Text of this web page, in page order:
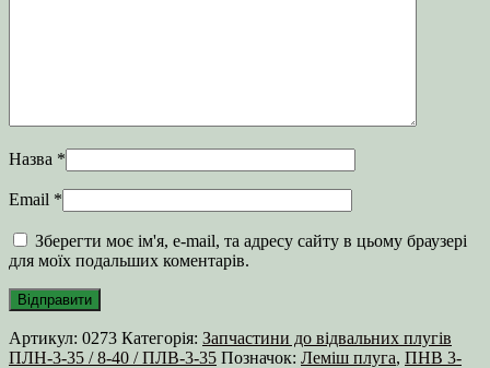
Назва *
Email *
Зберегти моє ім'я, e-mail, та адресу сайту в цьому браузері
для моїх подальших коментарів.
Артикул: 0273 Категорія: Запчастини до відвальних плугів
ПЛН-3-35 / 8-40 / ПЛВ-3-35 Позначок: Леміш плуга, ПНВ 3-